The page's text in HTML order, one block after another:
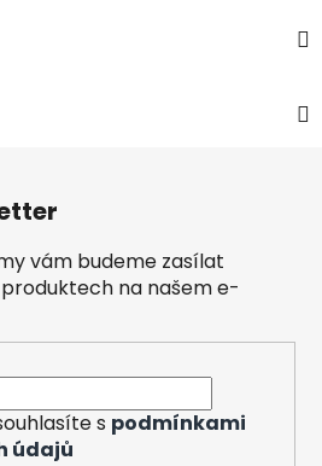
vám budeme zasílat
na našem e-
s podmínkami
údajů